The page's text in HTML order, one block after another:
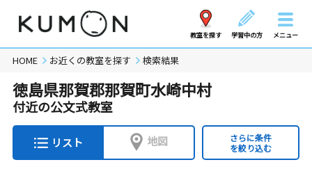
教室を探す 学習中の方 メニュー
HOME お近くの教室を探す 検索結果
徳島県那賀郡那賀町水崎中村
付近の公文式教室
リスト 地図
さらに条件
を絞り込む